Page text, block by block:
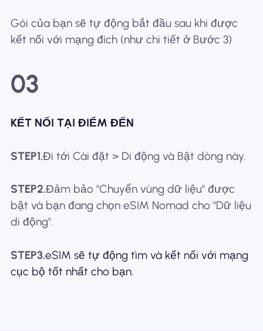
Gói của bạn sẽ tự động bắt đầu sau khi được
kết nối với mạng đích (như chi tiết ở Bước 3)
03
KẾT NỐI TẠI ĐIỂM ĐẾN
STEP1.Đi tới Cài đặt > Di động và Bật dòng này.
STEP2.Đảm bảo "Chuyển vùng dữ liệu" được
bật và bạn đang chọn eSIM Nomad cho "Dữ liệu
di động".
STEP3.eSIM sẽ tự động tìm và kết nối với mạng
cục bộ tốt nhất cho bạn.